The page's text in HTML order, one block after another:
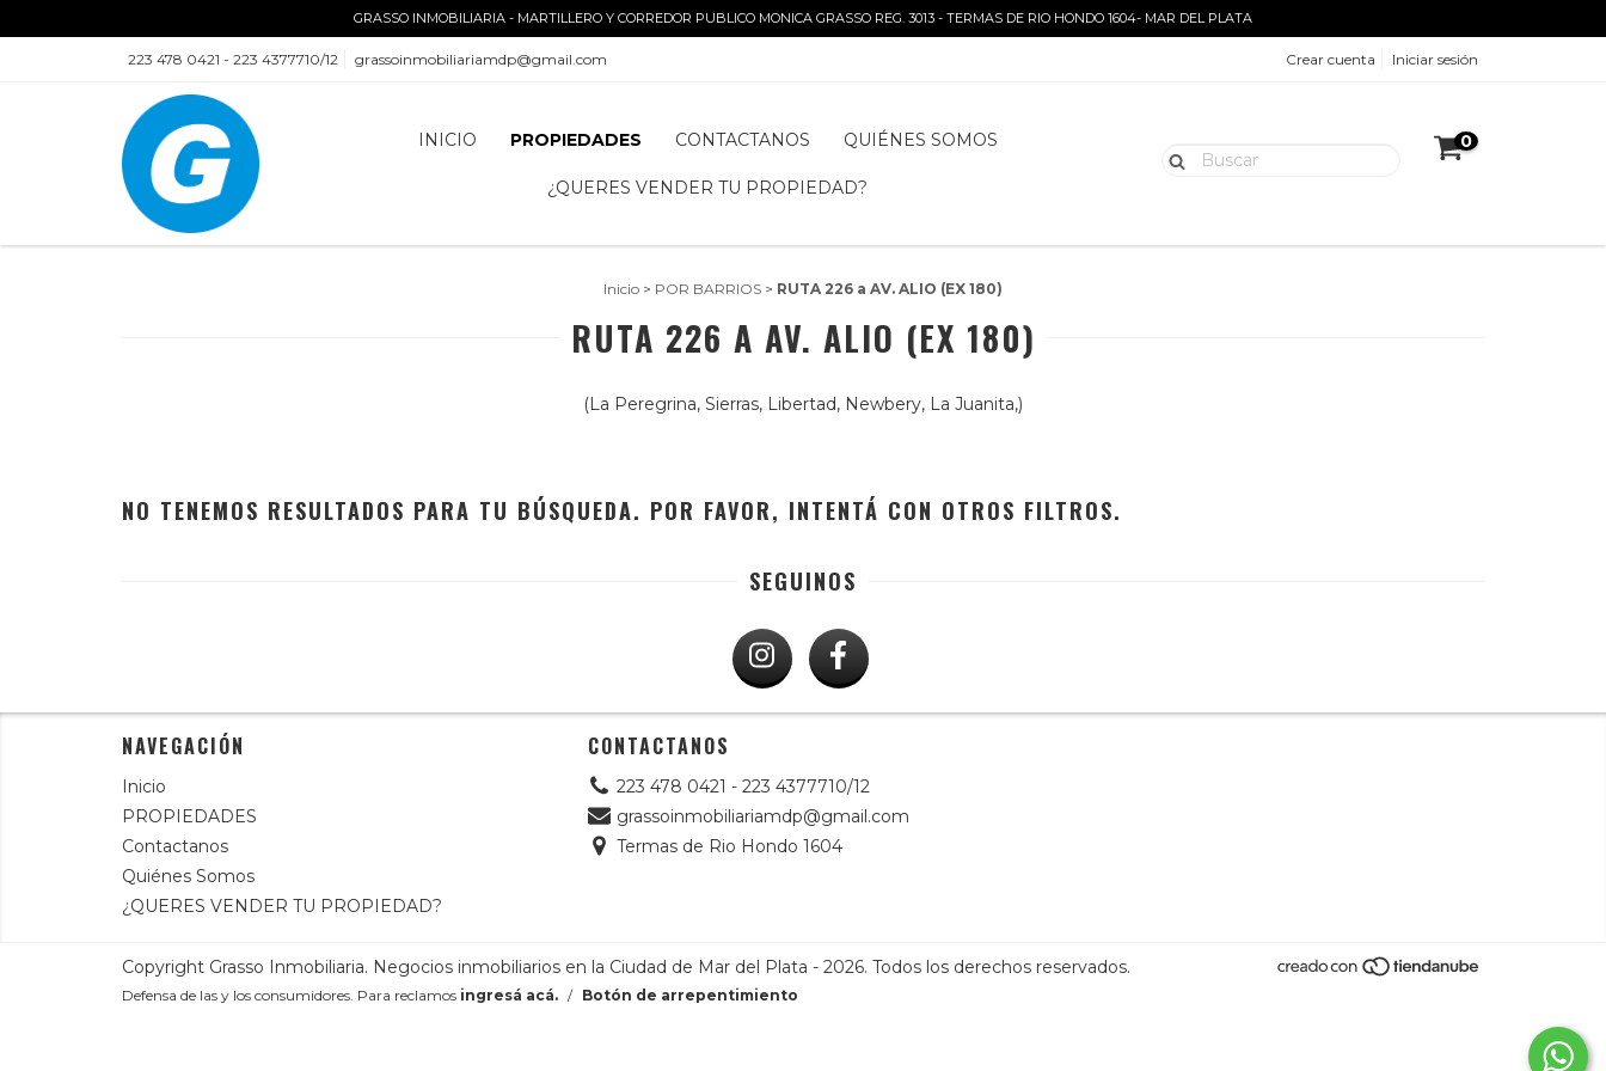
GRASSO INMOBILIARIA - MARTILLERO Y CORREDOR PUBLICO MONICA GRASSO REG. 3013 - TERMAS DE RIO HONDO 1604- MAR DEL PLATA
223 478 0421 - 223 4377710/12 grassoinmobiliariamdp@gmail.com Crear cuenta Iniciar sesión
INICIO PROPIEDADES CONTACTANOS QUIÉNES SOMOS
¿QUERES VENDER TU PROPIEDAD?
0
Inicio > POR BARRIOS > RUTA 226 a AV. ALIO (EX 180)
RUTA 226 A AV. ALIO (EX 180)
(La Peregrina, Sierras, Libertad, Newbery, La Juanita,)
NO TENEMOS RESULTADOS PARA TU BÚSQUEDA. POR FAVOR, INTENTÁ CON OTROS FILTROS.
SEGUINOS
NAVEGACIÓN
Inicio
PROPIEDADES
Contactanos
Quiénes Somos
¿QUERES VENDER TU PROPIEDAD?
CONTACTANOS
223 478 0421 - 223 4377710/12
grassoinmobiliariamdp@gmail.com
Termas de Rio Hondo 1604
Copyright Grasso Inmobiliaria. Negocios inmobiliarios en la Ciudad de Mar del Plata - 2026. Todos los derechos reservados.
Defensa de las y los consumidores. Para reclamos ingresá acá. / Botón de arrepentimiento